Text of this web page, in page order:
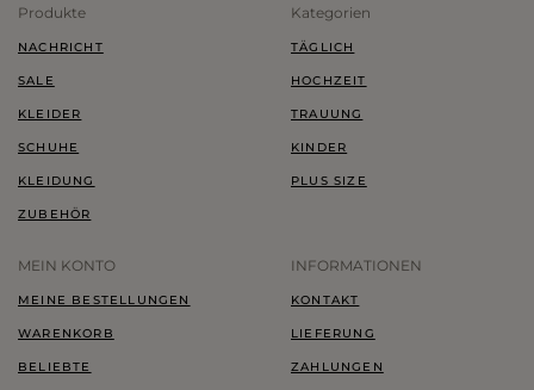
Produkte
NACHRICHT
SALE
KLEIDER
SCHUHE
KLEIDUNG
ZUBEHÖR
Kategorien
TÄGLICH
HOCHZEIT
TRAUUNG
KINDER
PLUS SIZE
MEIN KONTO
MEINE BESTELLUNGEN
WARENKORB
BELIEBTE
INFORMATIONEN
KONTAKT
LIEFERUNG
ZAHLUNGEN